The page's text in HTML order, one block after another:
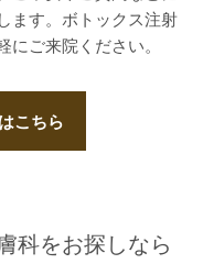
ます。ボトックス注射
ご来院ください。
こちら
科をお探しなら